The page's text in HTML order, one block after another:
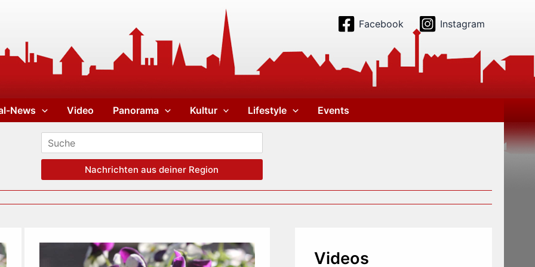
Facebook Instagram
News Video Panorama Kultur Lifestyle Events
Nachrichten aus deiner Region
Videos